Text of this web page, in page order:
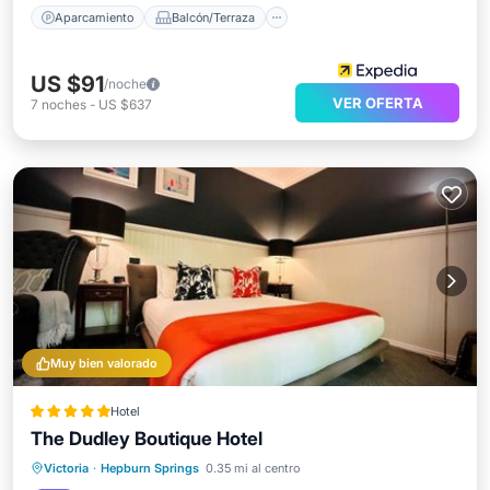
Aparcamiento Balcón/Terraza
US $91/noche
7 noches - US $637 VER OFERTA
Muy bien valorado
Hotel
The Dudley Boutique Hotel
Victoria · Hepburn Springs 0.35 mi al centro
Aparcamiento
Balcón/Terraza